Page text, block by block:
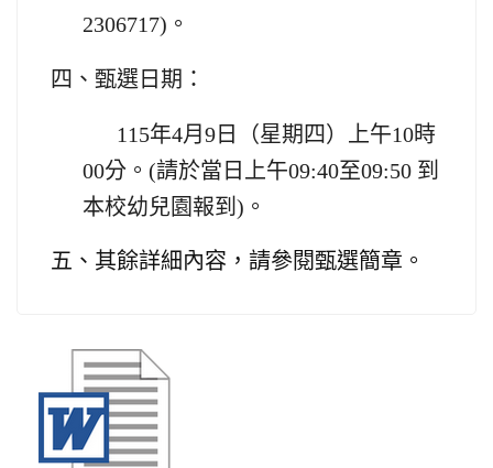
2306717)。
四、甄選日期：
115年4月9日（星期四）上午10時
00分。 (請於當日上午09:40至09:50 到
本校幼兒園報到)。
五、其餘詳細內容，請參閱甄選簡章。